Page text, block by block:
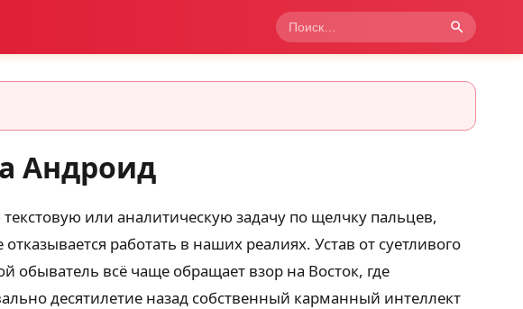
Андроид
или аналитическую задачу по щелчку пальцев,
работать в наших реалиях. Устав от суетливого
обыватель всё чаще обращает взор на Восток, где
десятилетие назад собственный карманный интеллект